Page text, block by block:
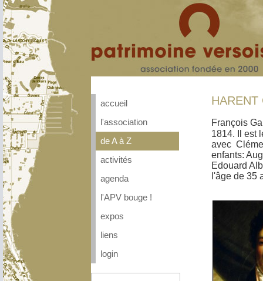
accueil
l'association
de A à Z
activités
agenda
l'APV bouge !
expos
liens
login
HARENT
François
1814. Il est
avec
enfants:
Edouard
l'âge de 35